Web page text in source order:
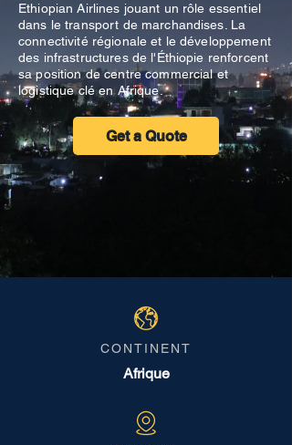
Ethiopian Airlines jouant un rôle essentiel
dans le transport de marchandises. La
connectivité régionale et le développement
des infrastructures de l'Éthiopie renforcent
sa position de centre commercial et
logistique clé en Afrique.
Get a Quote
CONTINENT
Afrique